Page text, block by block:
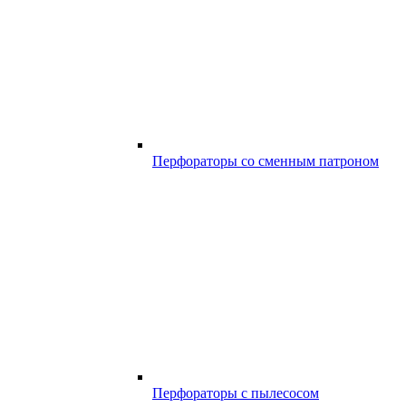
Перфораторы со сменным патроном
Перфораторы с пылесосом